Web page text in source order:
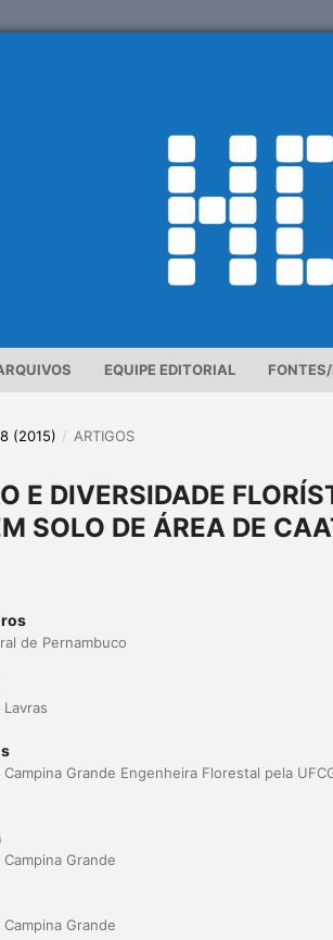
EQUIPE EDITORIAL
(2015) / ARTIGOS
E DIVERSIDADE
SOLO DE ÁREA DE
de Pernambuco
Grande Engenheira Florestal pela
Grande
Grande